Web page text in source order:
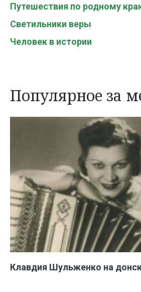
Путешествия по родному
Светильники веры
Человек в истории
Популярное за
Клавдия Шульженко на